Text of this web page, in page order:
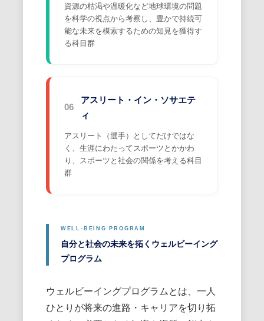
資源の枯渇や温暖化など地球環境の問題
を科学の視点から考察し、豊かで持続可
能な未来を模索するための知見を獲得す
る科目群
06
アスリート・イン・ソサエテ
ィ
アスリート（選手）としてだけではな
く、生涯にわたってスポーツとかかわ
り、スポーツと社会の関係を考える科目
群
自分と社会の未来を拓くウェルビーイング
プログラム
ウェルビーイングプログラムとは、一人
ひとりが将来の進路・キャリアを切り拓